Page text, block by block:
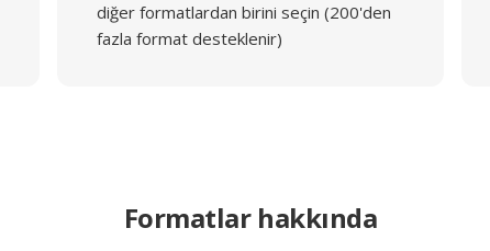
diğer formatlardan birini seçin (200'den
fazla format desteklenir)
Formatlar hakkında